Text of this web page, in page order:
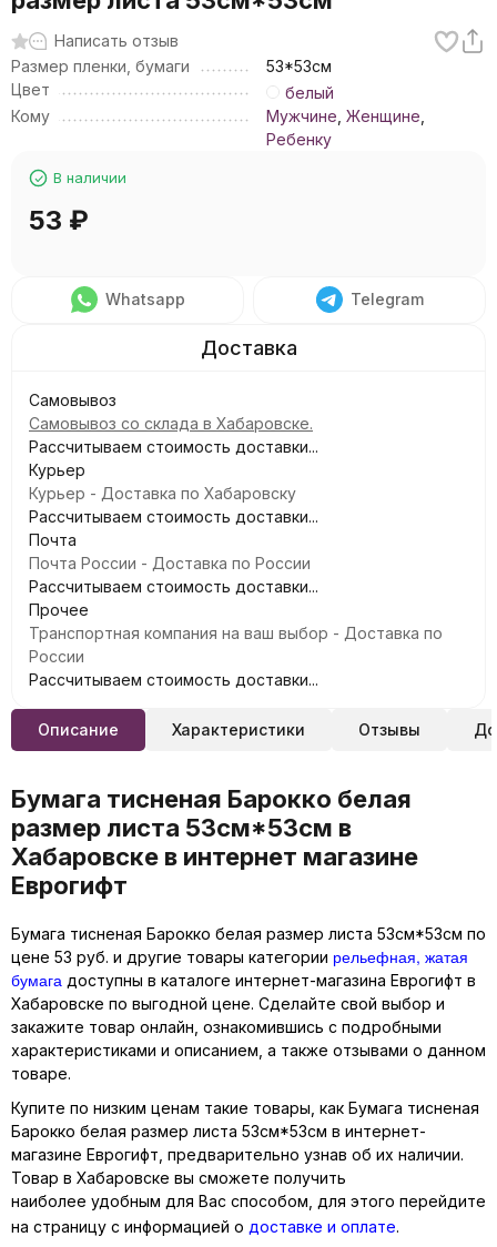
Написать отзыв
Размер пленки, бумаги
53*53см
Цвет
белый
Кому
Мужчине Женщине
Ребенку
В наличии
53 ₽
Whatsapp Telegram
Самовывоз
Самовывоз со склада в Хабаровске.
Рассчитываем стоимость доставки...
Курьер
Курьер - Доставка по Хабаровску
Рассчитываем стоимость доставки...
Почта
Почта России - Доставка по России
Рассчитываем стоимость доставки...
Прочее
Транспортная компания на ваш выбор - Доставка по
России
Рассчитываем стоимость доставки...
Описание Характеристики Отзывы
Бумага тисненая Барокко белая
размер листа 53см*53см в
Хабаровске в интернет магазине
Еврогифт
Бумага тисненая Барокко белая размер листа 53см*53см по
цене 53 руб. и другие товары категории рельефная, жатая
бумага доступны в каталоге интернет-магазина Еврогифт в
Хабаровске по выгодной цене. Сделайте свой выбор и
закажите товар онлайн, ознакомившись с подробными
характеристиками и описанием, а также отзывами о данном
товаре.
Купите по низким ценам такие товары, как Бумага тисненая
Барокко белая размер листа 53см*53см в интернет-
магазине Еврогифт, предварительно узнав об их наличии.
Товар в Хабаровске вы сможете получить
наиболее удобным для Вас способом, для этого перейдите
на страницу с информацией о доставке и оплате.